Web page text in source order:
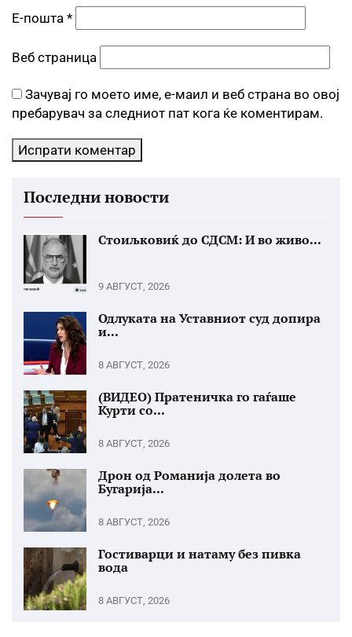
Е-пошта *
Веб страница
Зачувај го моето име, е-маил и веб страна во овој
пребарувач за следниот пат кога ќе коментирам.
Последни новости
Стоиљковиќ до СДСМ: И во живо...
9 АВГУСТ, 2026
Одлуката на Уставниот суд допира
и...
8 АВГУСТ, 2026
(ВИДЕО) Пратеничка го гаѓаше
Курти со...
8 АВГУСТ, 2026
Дрон од Романија долета во
Бугарија...
8 АВГУСТ, 2026
Гостиварци и натаму без пивка
вода
8 АВГУСТ, 2026